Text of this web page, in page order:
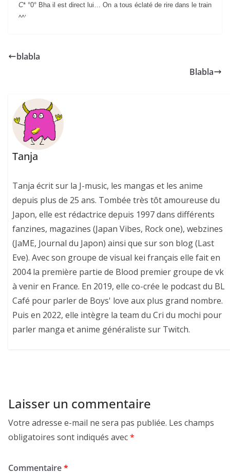
C* °0° Bha il est direct lui… On a tous éclaté de rire dans le train
^^’
blabla
Blabla
Tanja
Tanja écrit sur la J-music, les mangas et les anime
depuis plus de 25 ans. Tombée très tôt amoureuse du
Japon, elle est rédactrice depuis 1997 dans différents
fanzines, magazines (Japan Vibes, Rock one), webzines
(JaME, Journal du Japon) ainsi que sur son blog (Last
Eve). Avec son groupe de visual kei français elle fait en
2004 la première partie de Blood premier groupe de vk
à venir en France. En 2019, elle co-crée le podcast du BL
Café pour parler de Boys' love aux plus grand nombre.
Puis en 2022, elle intègre la team du Cri du mochi pour
parler manga et anime généraliste sur Twitch.
Laisser un commentaire
Votre adresse e-mail ne sera pas publiée. Les champs
obligatoires sont indiqués avec*
Commentaire*